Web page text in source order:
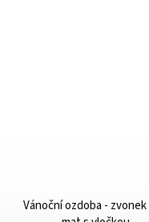
Vánoční ozdoba -